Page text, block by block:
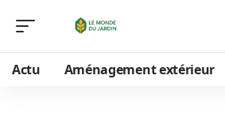
Actu Aménagement extérieur